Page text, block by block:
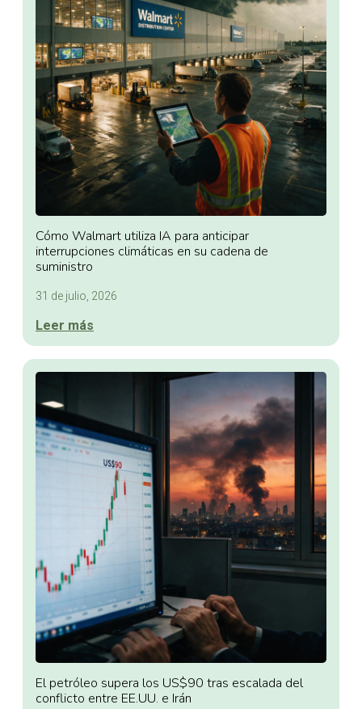
Cómo Walmart utiliza IA para anticipar
interrupciones climáticas en su cadena de
suministro
31 de julio, 2026
Leer más
El petróleo supera los US$90 tras escalada del
conflicto entre EE.UU. e Irán